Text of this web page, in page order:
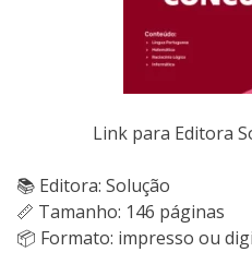
Link para Editora
📚 Editora: Solução
📏 Tamanho: 146 páginas
📦 Formato: impresso ou